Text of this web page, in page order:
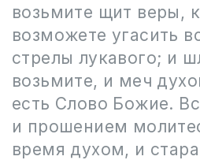
возьмите щит веры,
возможете угасить
стрелы лукавого; и
возьмите, и меч
есть Слово Божие.
и прошением
время духом, и